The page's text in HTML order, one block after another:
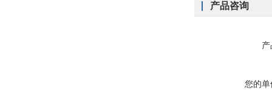
产品咨询
您的单